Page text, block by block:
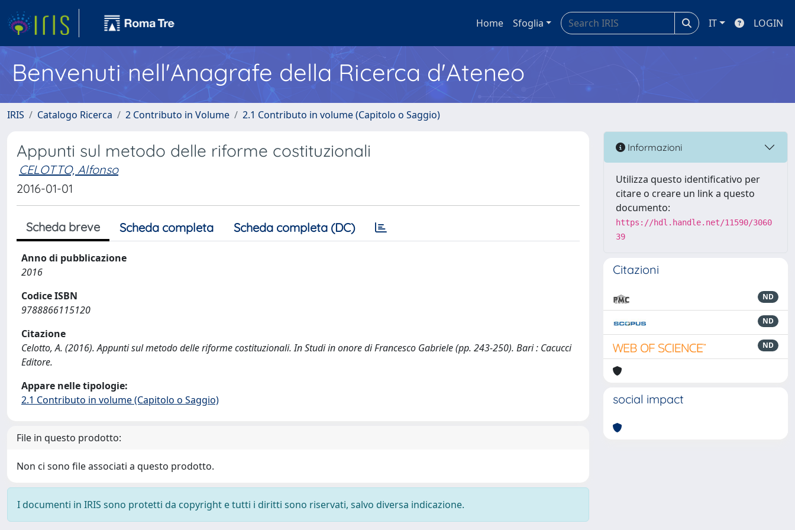
Home Sfoglia IT LOGIN
Benvenuti nell'Anagrafe della Ricerca d'Ateneo
IRIS Catalogo Ricerca 2 Contributo in Volume 2.1 Contributo in volume (Capitolo o Saggio)
Appunti sul metodo delle riforme costituzionali
CELOTTO, Alfonso
2016-01-01
Scheda breve Scheda completa Scheda completa (DC)
Anno di pubblicazione
2016
Codice ISBN
9788866115120
Citazione
Celotto, A. (2016). Appunti sul metodo delle riforme costituzionali. In Studi in onore di Francesco Gabriele (pp. 243-250). Bari : Cacucci
Editore.
Appare nelle tipologie:
2.1 Contributo in volume (Capitolo o Saggio)
File in questo prodotto:
Non ci sono file associati a questo prodotto.
I documenti in IRIS sono protetti da copyright e tutti i diritti sono riservati, salvo diversa indicazione.
Informazioni
Utilizza questo identificativo per
citare o creare un link a questo
documento:
https://hdl.handle.net/11590/3060
39
Citazioni
ND
ND
ND
social impact